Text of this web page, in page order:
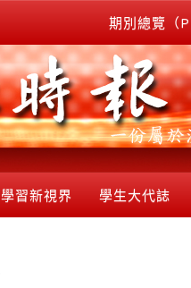
期別總覽（
學習新視界 學生大代誌